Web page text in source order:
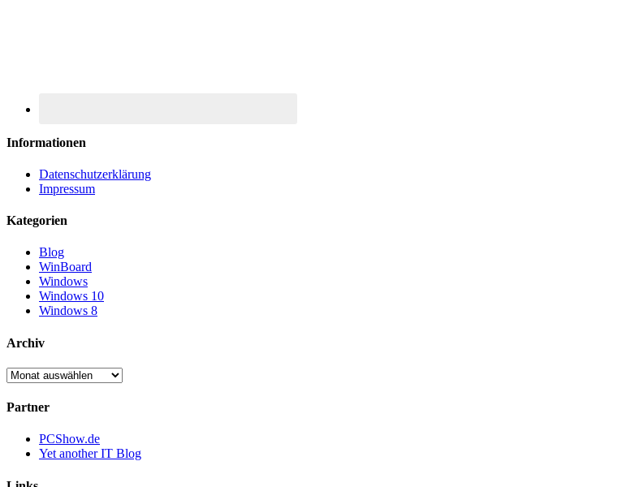
Informationen
Datenschutzerklärung
Impressum
Kategorien
Blog
WinBoard
Windows
Windows 10
Windows 8
Archiv
Archiv
Partner
PCShow.de
Yet another IT Blog